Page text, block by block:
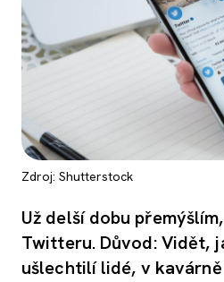
SEX A
Zdroj: Shutterstock
Už delší dobu
Twitteru. Důvod: Vidět,
ušlechtilí lidé, v